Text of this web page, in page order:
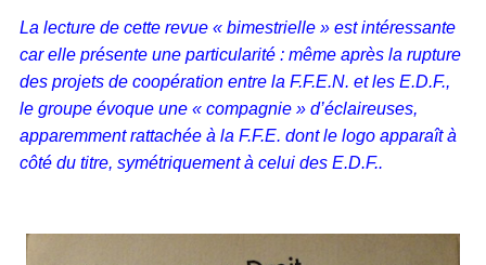
La lecture de cette revue « bimestrielle » est intéressante
car elle présente une particularité : même après la rupture
des projets de coopération entre la F.F.E.N. et les E.D.F.,
le groupe évoque une « compagnie » d’éclaireuses,
apparemment rattachée à la F.F.E. dont le logo apparaît à
côté du titre, symétriquement à celui des E.D.F..